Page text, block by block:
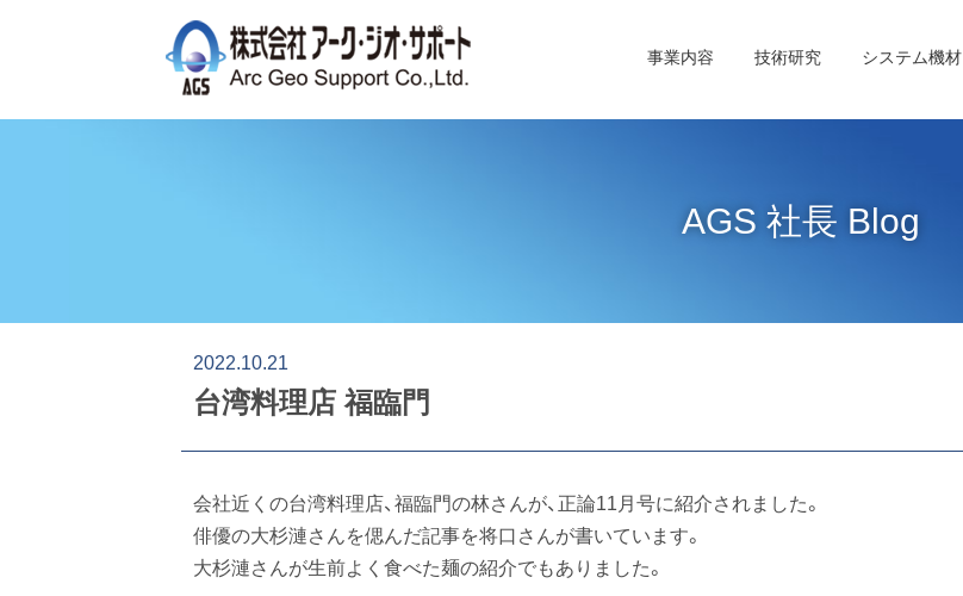
事業内容 技術研究 システム機材
AGS 社長 Blog
2022.10.21
台湾料理店 福臨門
会社近くの台湾料理店、福臨門の林さんが、正論11月号に紹介されました。
俳優の大杉漣さんを偲んだ記事を将口さんが書いています。
大杉漣さんが生前よく食べた麺の紹介でもありました。